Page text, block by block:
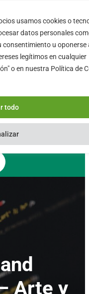
usamos cookies o
datos personales
consentimiento u oponerse
legítimos en cualquier
o en nuestra Política de
todo
Arte y